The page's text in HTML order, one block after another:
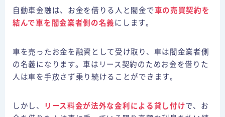
自動車金融は、お金を借りる人と闇金で車の売買契約を
結んで車を闇金業者側の名義にします。
車を売ったお金を融資として受け取り、車は闇金業者側
の名義になります。車はリース契約のためお金を借りた
人は車を手放さず乗り続けることができます。
しかし、 リース料金が法外な金利による貸し付けで、お